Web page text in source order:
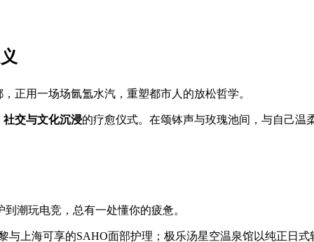
正用一场场氤氲水汽，重塑都市人的放松哲学。
社交与文化沉浸的疗愈仪式。在颂钵声与玫瑰池间，与自己温
潮玩电竞，总有一处懂你的疲惫。
与上海可享的SAHO面部护理；极乐汤星空温泉馆以纯正日